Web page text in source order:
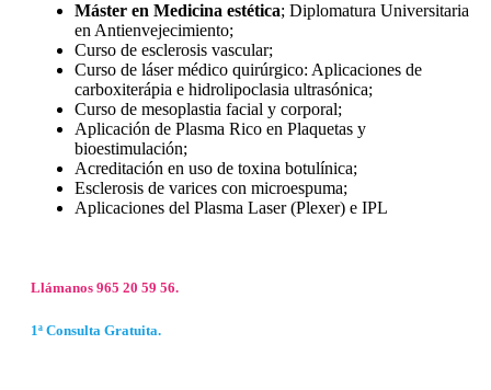
Máster en Medicina estética; Diplomatura Universitaria
en Antienvejecimiento;
Curso de esclerosis vascular;
Curso de láser médico quirúrgico: Aplicaciones de
carboxiterápia e hidrolipoclasia ultrasónica;
Curso de mesoplastia facial y corporal;
Aplicación de Plasma Rico en Plaquetas y
bioestimulación;
Acreditación en uso de toxina botulínica;
Esclerosis de varices con microespuma;
Aplicaciones del Plasma Laser (Plexer) e IPL
Llámanos 965 20 59 56.
1ª Consulta Gratuita.